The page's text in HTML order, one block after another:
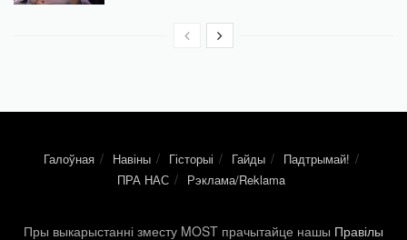
Галоўная Навіны Гісторыі Гайды
Падтрымай!
ПРА НАС
Рэклама/Reklama
Пры выкарыстанні зместу MOST прачытайце нашы Правілы